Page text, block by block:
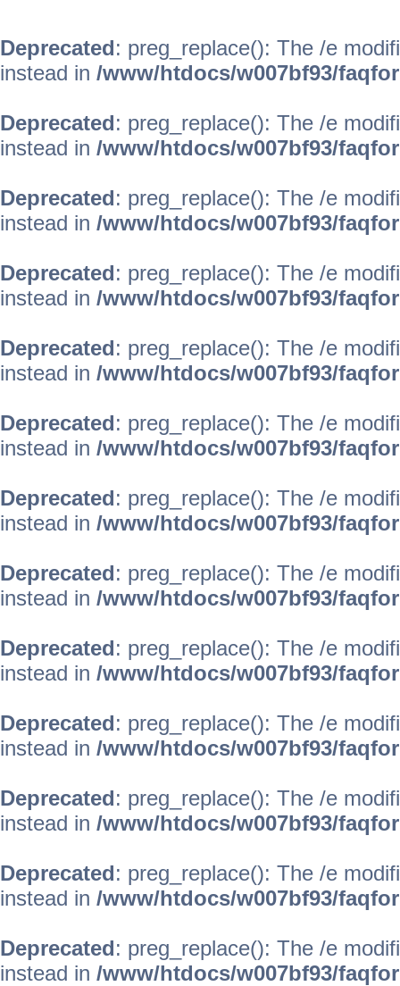
Deprecated: preg_replace(): The /e
instead in /www/htdocs/w007bf93/
Deprecated: preg_replace(): The /e
instead in /www/htdocs/w007bf93/
Deprecated: preg_replace(): The /e
instead in /www/htdocs/w007bf93/
Deprecated: preg_replace(): The /e
instead in /www/htdocs/w007bf93/
Deprecated: preg_replace(): The /e
instead in /www/htdocs/w007bf93/
Deprecated: preg_replace(): The /e
instead in /www/htdocs/w007bf93/
Deprecated: preg_replace(): The /e
instead in /www/htdocs/w007bf93/
Deprecated: preg_replace(): The /e
instead in /www/htdocs/w007bf93/
Deprecated: preg_replace(): The /e
instead in /www/htdocs/w007bf93/
Deprecated: preg_replace(): The /e
instead in /www/htdocs/w007bf93/
Deprecated: preg_replace(): The /e
instead in /www/htdocs/w007bf93/
Deprecated: preg_replace(): The /e
instead in /www/htdocs/w007bf93/
Deprecated: preg_replace(): The /e
instead in /www/htdocs/w007bf93/